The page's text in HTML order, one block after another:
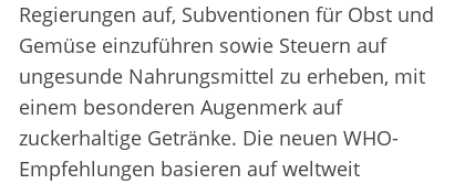
Regierungen auf, Subventionen für Obst und
Gemüse einzuführen sowie Steuern auf
ungesunde Nahrungsmittel zu erheben, mit
einem besonderen Augenmerk auf
zuckerhaltige Getränke. Die neuen WHO-
Empfehlungen basieren auf weltweit